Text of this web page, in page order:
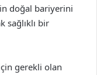
doğal bariyerini
sağlıklı bir
gerekli olan